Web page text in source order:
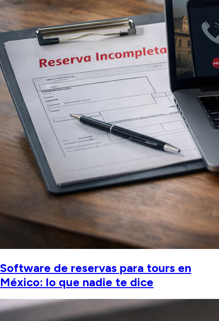
Software de reservas para tours en
México: lo que nadie te dice